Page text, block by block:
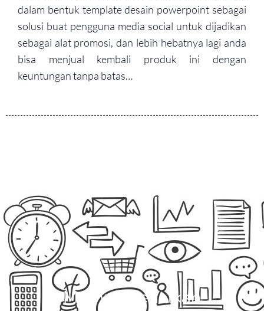
dalam bentuk template desain powerpoint sebagai
solusi buat pengguna media social untuk dijadikan
sebagai alat promosi, dan lebih hebatnya lagi anda
bisa menjual kembali produk ini dengan
keuntungan tanpa batas…
Memperkenalkan